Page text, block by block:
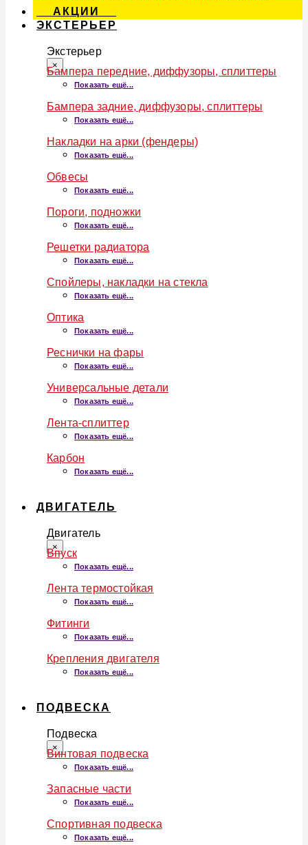
АКЦИИ
ЭКСТЕРЬЕР
Экстерьер
×
Бампера передние, диффузоры, сплиттеры
Показать ещё...
Бампера задние, диффузоры, сплиттеры
Показать ещё...
Накладки на арки (фендеры)
Показать ещё...
Обвесы
Показать ещё...
Пороги, подножки
Показать ещё...
Решетки радиатора
Показать ещё...
Спойлеры, накладки на стекла
Показать ещё...
Оптика
Показать ещё...
Реснички на фары
Показать ещё...
Универсальные детали
Показать ещё...
Лента-сплиттер
Показать ещё...
Карбон
Показать ещё...
ДВИГАТЕЛЬ
Двигатель
×
Впуск
Показать ещё...
Лента термостойкая
Показать ещё...
Фитинги
Показать ещё...
Крепления двигателя
Показать ещё...
ПОДВЕСКА
Подвеска
×
Винтовая подвеска
Показать ещё...
Запасные части
Показать ещё...
Спортивная подвеска
Показать ещё...